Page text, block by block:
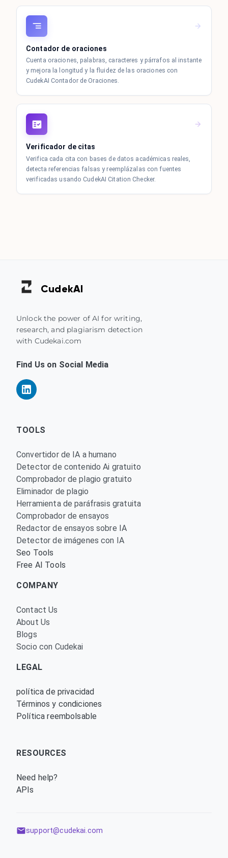
Contador de oraciones
Cuenta oraciones, palabras, caracteres y párrafos al instante
y mejora la longitud y la fluidez de las oraciones con
CudekAI Contador de Oraciones.
Verificador de citas
Verifica cada cita con bases de datos académicas reales,
detecta referencias falsas y reemplázalas con fuentes
verificadas usando CudekAI Citation Checker.
CudekAI
Unlock the power of AI for writing,
research, and plagiarism detection
with Cudekai.com
Find Us on Social Media
TOOLS
Convertidor de IA a humano
Detector de contenido Ai gratuito
Comprobador de plagio gratuito
Eliminador de plagio
Herramienta de paráfrasis gratuita
Comprobador de ensayos
Redactor de ensayos sobre IA
Detector de imágenes con IA
Seo Tools
Free AI Tools
COMPANY
Contact Us
About Us
Blogs
Socio con Cudekai
LEGAL
política de privacidad
Términos y condiciones
Política reembolsable
RESOURCES
Need help?
APIs
support@cudekai.com